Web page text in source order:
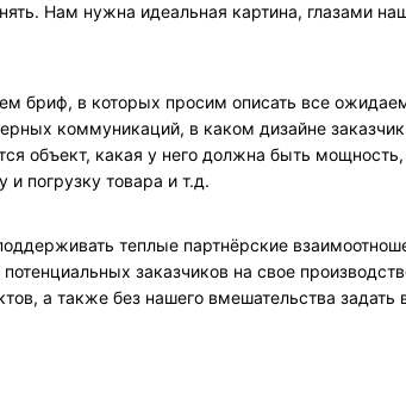
Нам нужна идеальная картина, глазами
бриф, в которых просим описать все
коммуникаций, в каком дизайне
объект, какая у него должна быть
и погрузку товара и т.д.
теплые партнёрские
заказчиков на свое
а также без нашего вмешательства задать